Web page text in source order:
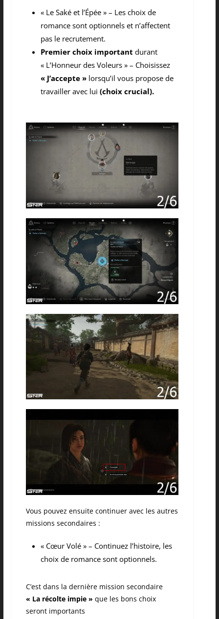
« Le Saké et l’Épée » – Les choix de
romance sont optionnels et n’affectent
pas le recrutement.
Premier choix important durant
« L’Honneur des Voleurs » – Choisissez
« J’accepte »lorsqu’il vous propose de
travailler avec lui (choix crucial).
Vous pouvez ensuite continuer avec les autres
missions secondaires :
« Cœur Volé » – Continuez l’histoire, les
choix de romance sont optionnels.
C’est dans la dernière mission secondaire
« La récolte impie » que les bons choix
seront importants